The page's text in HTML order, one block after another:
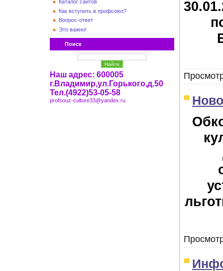
Каталог сайтов
Как вступить в профсоюз?
Вопрос-ответ
Это важно!
Поиск
Наш адрес: 600005
г.Владимир,ул.Горького,д.50
Тел.(4922)53-05-58
profsouz-culture33@yandex.ru